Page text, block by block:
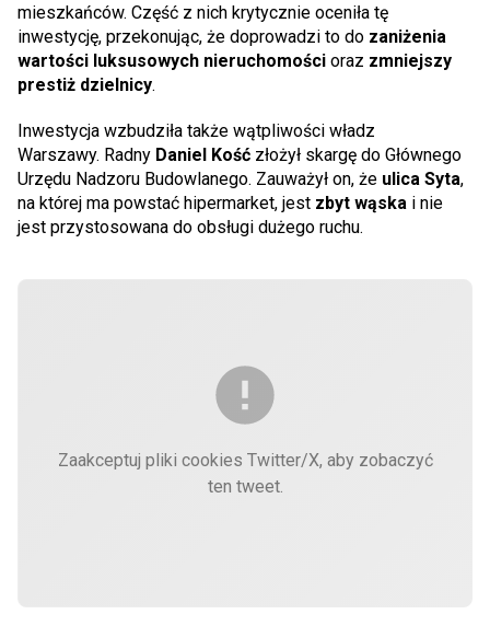
mieszkańców. Część z nich krytycznie oceniła tę
inwestycję, przekonując, że doprowadzi to do zaniżenia
wartości luksusowych nieruchomości oraz zmniejszy
prestiż dzielnicy.
Inwestycja wzbudziła także wątpliwości władz
Warszawy. Radny Daniel Kość złożył skargę do Głównego
Urzędu Nadzoru Budowlanego. Zauważył on, że ulica Syta,
na której ma powstać hipermarket, jest zbyt wąska i nie
jest przystosowana do obsługi dużego ruchu.
Zaakceptuj pliki cookies Twitter/X, aby zobaczyć
ten tweet.